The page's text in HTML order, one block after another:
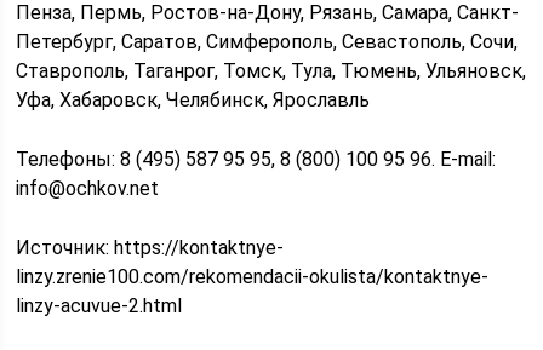
Пенза, Пермь, Ростов-на-Дону, Рязань, Самара, Санкт-
Петербург, Саратов, Симферополь, Севастополь, Сочи,
Ставрополь, Таганрог, Томск, Тула, Тюмень, Ульяновск,
Уфа, Хабаровск, Челябинск, Ярославль
Телефоны: 8 (495) 587 95 95, 8 (800) 100 95 96. E-mail:
info@ochkov.net
Источник:https://kontaktnye-
linzy.zrenie100.com/rekomendacii-okulista/kontaktnye-
linzy-acuvue-2.html